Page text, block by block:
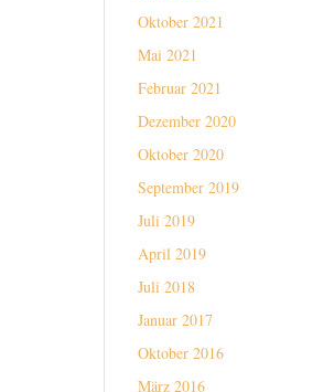
Oktober 2021
Mai 2021
Februar 2021
Dezember 2020
Oktober 2020
September 2019
Juli 2019
April 2019
Juli 2018
Januar 2017
Oktober 2016
März 2016